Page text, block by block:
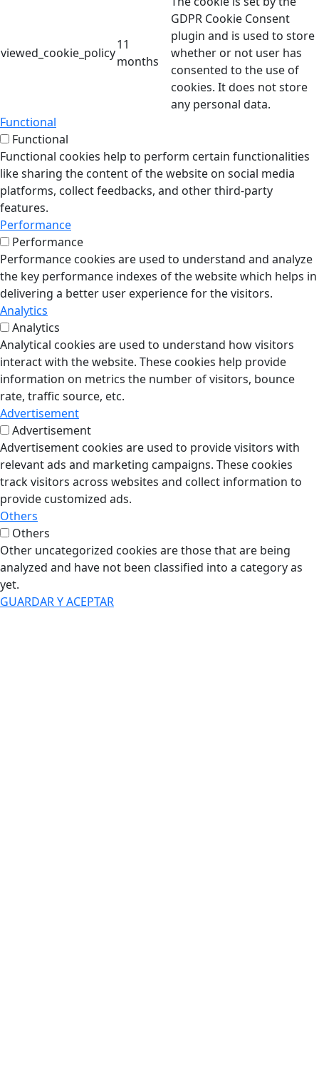
viewed_cookie_policy
11
months
GDPR Cookie Consent
plugin and is used to store
whether or not user has
consented to the use of
cookies. It does not store
any personal data.
Functional
Functional
Functional cookies help to perform certain functionalities
like sharing the content of the website on social media
platforms, collect feedbacks, and other third-party
features.
Performance
Performance
Performance cookies are used to understand and analyze
the key performance indexes of the website which helps in
delivering a better user experience for the visitors.
Analytics
Analytics
Analytical cookies are used to understand how visitors
interact with the website. These cookies help provide
information on metrics the number of visitors, bounce
rate, traffic source, etc.
Advertisement
Advertisement
Advertisement cookies are used to provide visitors with
relevant ads and marketing campaigns. These cookies
track visitors across websites and collect information to
provide customized ads.
Others
Others
Other uncategorized cookies are those that are being
analyzed and have not been classified into a category as
yet.
GUARDAR Y ACEPTAR